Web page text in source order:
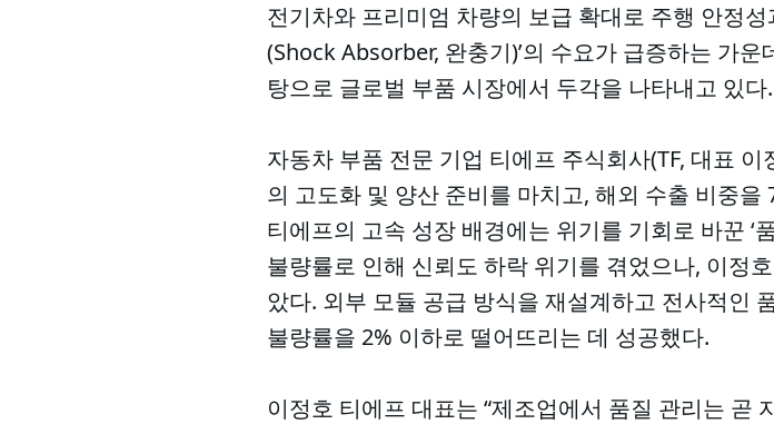
전기차와 프리미엄 차량의 보급 확대로 주행 안정
(Shock Absorber, 완충기)’의 수요가 급증하는 가
탕으로 글로벌 부품 시장에서 두각을 나타내고 있다.
자동차 부품 전문 기업 티에프 주식회사(TF, 대표
의 고도화 및 양산 준비를 마치고, 해외 수출 비중
티에프의 고속 성장 배경에는 위기를 기회로 바꾼 ‘
불량률로 인해 신뢰도 하락 위기를 겪었으나, 이정
았다. 외부 모듈 공급 방식을 재설계하고 전사적인
불량률을 2% 이하로 떨어뜨리는 데 성공했다.
이정호 티에프 대표는 “제조업에서 품질 관리는 곧